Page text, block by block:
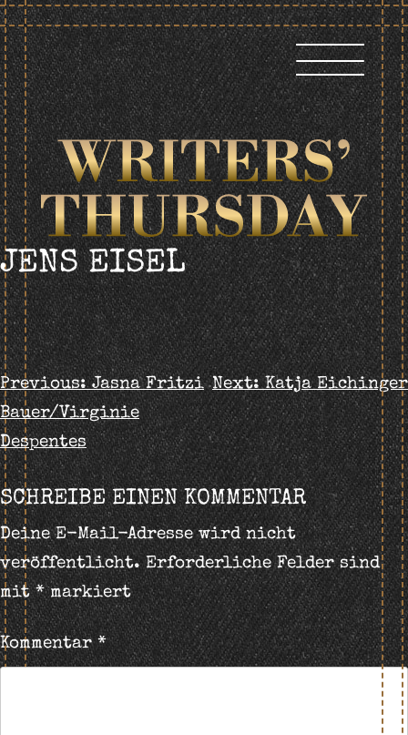
Skip
to
content
JENS EISEL
BEITRAGS-
NAVIGATION
Previous: Jasna Fritzi
Bauer/Virginie
Despentes
Next: Katja Eichinger
SCHREIBE EINEN KOMMENTAR
Deine E-Mail-Adresse wird nicht
veröffentlicht. Erforderliche Felder sind
mit*markiert
Kommentar*